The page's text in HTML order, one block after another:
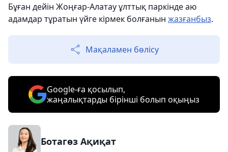
Бұған дейін Жоңғар-Алатау ұлттық паркінде аю
адамдар тұратын үйге кірмек болғанын жазғанбыз.
Мақаламен бөлісу
Google-ға қосылып,
жаңалықтарды бірінші болып оқыңыз
Ботагөз Ақиқат